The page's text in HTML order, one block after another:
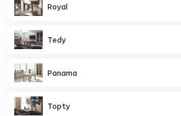
Royal
Tedy
Panama
Topty